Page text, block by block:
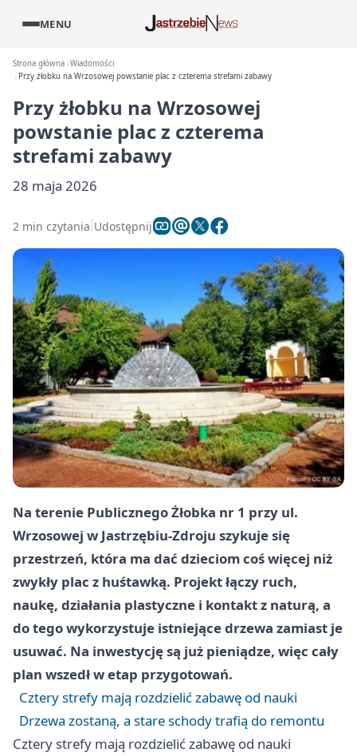
MENU
Strona główna Wiadomości
Przy żłobku na Wrzosowej powstanie plac z czterema strefami zabawy
Przy żłobku na Wrzosowej
powstanie plac z czterema
strefami zabawy
28 maja 2026
2 min czytania Udostępnij
Na terenie Publicznego Żłobka nr 1 przy ul.
Wrzosowej w Jastrzębiu-Zdroju szykuje się
przestrzeń, która ma dać dzieciom coś więcej niż
zwykły plac z huśtawką. Projekt łączy ruch,
naukę, działania plastyczne i kontakt z naturą, a
do tego wykorzystuje istniejące drzewa zamiast je
usuwać. Na inwestycję są już pieniądze, więc cały
plan wszedł w etap przygotowań.
Cztery strefy mają rozdzielić zabawę od nauki
Drzewa zostaną, a stare schody trafią do remontu
Cztery strefy mają rozdzielić zabawę od nauki